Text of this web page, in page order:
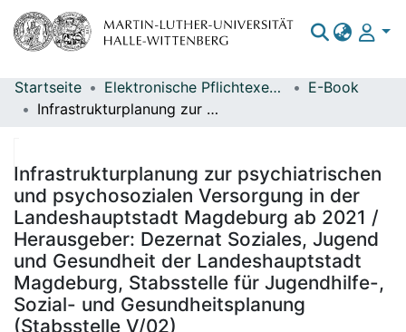
Bereiche & Sammlungen
Statistiken
Startseite Elektronische Pflichtexemplare
E-Book
Infrastrukturplanung zur psychiatrischen und psychosozialen Versorgung in der Landeshauptstadt Magdeburg ab 2021 / Herausgeber: Dezernat Soziales, Jugend und Gesundheit der Landeshauptstadt Magdeburg, Stabsstelle für Jugendhilfe-, Sozial- und Gesundheitsplanung (Stabsstelle V/02)
Infrastrukturplanung zur psychiatrischen
und psychosozialen Versorgung in der
Landeshauptstadt Magdeburg ab 2021 /
Herausgeber: Dezernat Soziales, Jugend
und Gesundheit der Landeshauptstadt
Magdeburg, Stabsstelle für Jugendhilfe-,
Sozial- und Gesundheitsplanung
(Stabsstelle V/02)